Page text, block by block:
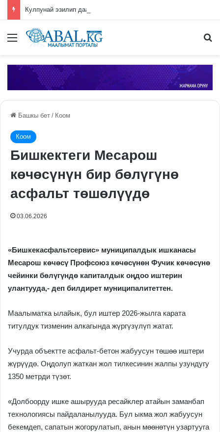
Меню
Башкы бет / Коом
Коом
Бишкектеги Месарош
көчөсүнүн бир бөлүгүнө
асфальт төшөлүүдө
03.06.2026
«Бишкекасфальтсервис» муниципалдык ишканасы
Месарош көчөсү Профсоюз көчөсүнөн Фучик көчөсүнө
чейинки бөлүгүндө капиталдык оңдоо иштерин
улантууда,- деп билдирет муниципалитеттен.
Маалыматка ылайык, бул иштер 2026-жылга карата
титулдук тизменин алкагында жүргүзүлүп жатат.
Учурда объектте асфальт-бетон жабуусун төшөө иштери
жүрүүдө. Оңдолуп жаткан жол тилкесинин жалпы узундугу
1350 метрди түзөт.
«Долбоорду ишке ашырууда ресайклер атайын заманбап
технологиясы пайдаланылууда. Бул ыкма жол жабуусун
бекемдеп, сапатын жогорулатып, анын мөөнөтүн узартууга